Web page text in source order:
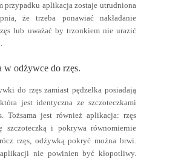
przypadku aplikacja zostaje utrudniona
że trzeba ponawiać nakładanie
lub uważać by trzonkiem nie urazić
w odżywce do rzęs.
do rzęs zamiast pędzelka posiadają
jest identyczna ze szczoteczkami
Tożsama jest również aplikacja: rzęs
szczoteczką i pokrywa równomiernie
rzęs, odżywką pokryć można brwi.
nie powinien być kłopotliwy.